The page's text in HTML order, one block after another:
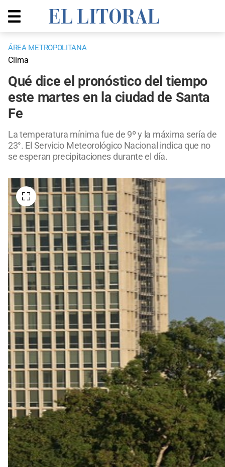
ÁREA METROPOLITANA
Clima
Qué dice el pronóstico del tiempo
este martes en la ciudad de Santa
Fe
La temperatura mínima fue de 9º y la máxima sería de
23°. El Servicio Meteorológico Nacional indica que no
se esperan precipitaciones durante el día.